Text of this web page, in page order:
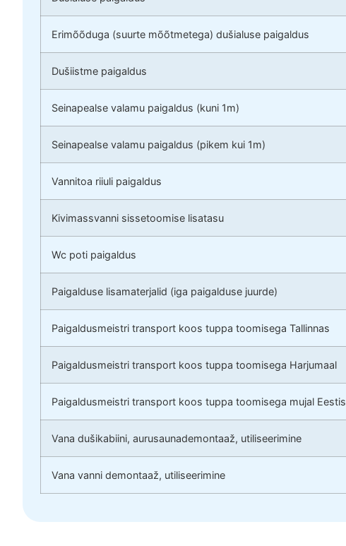
Erimõõduga (suurte mõõtmetega) dušialuse paigaldus
Dušiistme paigaldus
Seinapealse valamu paigaldus (kuni 1m)
Seinapealse valamu paigaldus (pikem kui 1m)
Vannitoa riiuli paigaldus
Kivimassvanni sissetoomise lisatasu
Wc poti paigaldus
Paigalduse lisamaterjalid (iga paigalduse juurde)
Paigaldusmeistri transport koos tuppa toomisega Tallinnas
Paigaldusmeistri transport koos tuppa toomisega Harjumaal
Paigaldusmeistri transport koos tuppa toomisega mujal Eestis
Vana dušikabiini, aurusaunademontaaž, utiliseerimine
Vana vanni demontaaž, utiliseerimine